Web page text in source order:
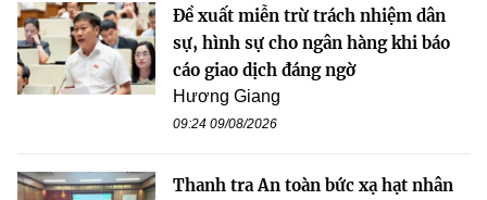
Đề xuất miễn trừ trách nhiệm dân
sự, hình sự cho ngân hàng khi báo
cáo giao dịch đáng ngờ
Hương Giang
09:24 09/08/2026
Thanh tra An toàn bức xạ hạt nhân